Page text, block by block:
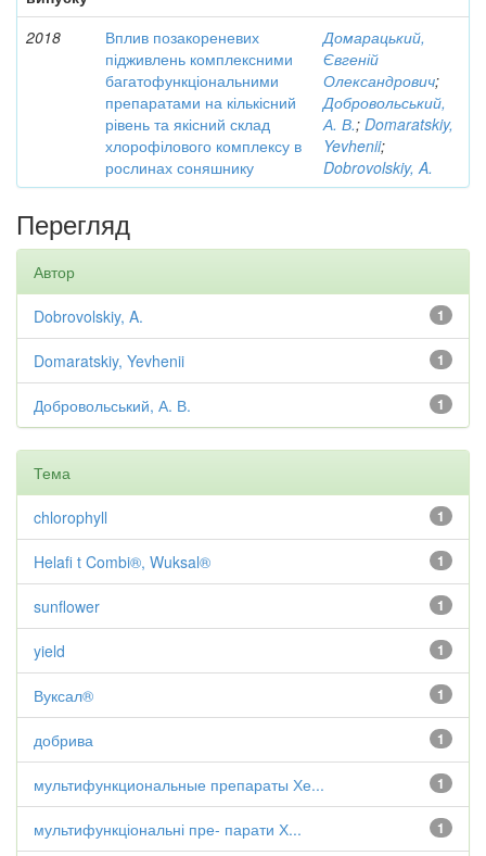
2018
Вплив позакореневих
підживлень комплексними
багатофункціональними
препаратами на кількісний
рівень та якісний склад
хлорофілового комплексу в
рослинах соняшнику
Домарацький,
Євгеній
Олександрович;
Добровольський,
А. В.; Domaratskiy,
Yevhenii;
Dobrovolskiy, A.
Перегляд
Автор
1
Dobrovolskiy, A.
1
Domaratskiy, Yevhenii
1
Добровольський, А. В.
Тема
1
chlorophyll
1
Helafi t Combi®, Wuksal®
1
sunflower
1
yield
1
Вуксал®
1
добрива
1
мультифункциональные препараты Хе...
1
мультифункціональні пре- парати Х...